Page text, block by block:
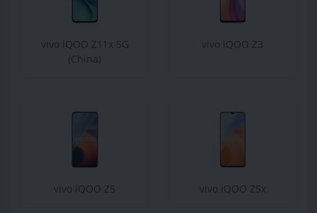
vivo iQOO Z11x 5G
(China)
vivo iQOO Z3
vivo iQOO Z5 vivo iQOO Z5x